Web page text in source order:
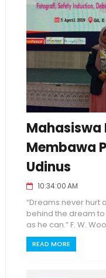
Mahasiswa
Membawa
Udinus
10:34:00 AM
“Dreams never hurt
behind the dream
as he can.” F. W.
READ MORE